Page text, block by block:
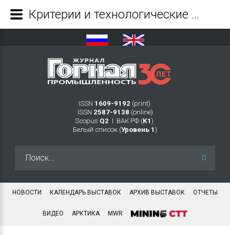
ISSN 1609-9192 (print)
ISSN 2587-9138 (online)
Scopus Q2 Ι ВАК РФ (K1 )
Белый список (Уровень 1 )
НОВОСТИ КАЛЕНДАРЬ ВЫСТАВОК АРХИВ ВЫСТАВОК ОТЧЕТЫ
ВИДЕО АРКТИКА MWR
Критерии и технологические требования создания мостовой платформы добычи торфяного сырья для климатически нейтральной геотехнологии - Журнал Горная промышленность